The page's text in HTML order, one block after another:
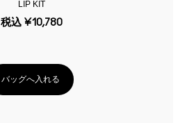
LIP KIT
税込 ¥10,780
バッグへ入れる